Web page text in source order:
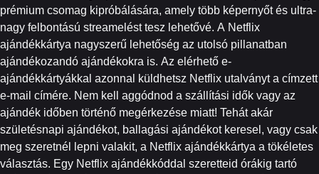
prémium csomag kipróbálására, amely több képernyőt és ultra-
nagy felbontású streamelést tesz lehetővé. A Netflix
ajándékkártya nagyszerű lehetőség az utolsó pillanatban
ajándékozandó ajándékokra is. Az elérhető e-
ajándékkártyákkal azonnal küldhetsz Netflix utalványt a címzett
e-mail címére. Nem kell aggódnod a szállítási idők vagy az
ajándék időben történő megérkezése miatt! Tehát akár
születésnapi ajándékot, ballagási ajándékot keresel, vagy csak
meg szeretnél lepni valakit, a Netflix ajándékkártya a tökéletes
választás. Egy Netflix ajándékkóddal szeretteid órákig tartó